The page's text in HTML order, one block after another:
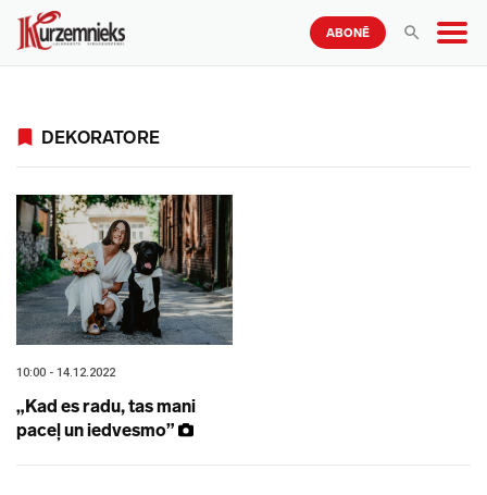
ABONĒ
DEKORATORE
10:00 - 14.12.2022
„Kad es radu, tas mani
paceļ un iedvesmo”